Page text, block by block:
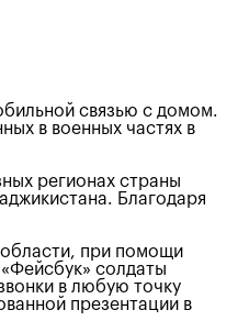
связью с домом.
в военных частях в
регионах страны
Благодаря
области, при помощи
солдаты
в любую точку
презентации в